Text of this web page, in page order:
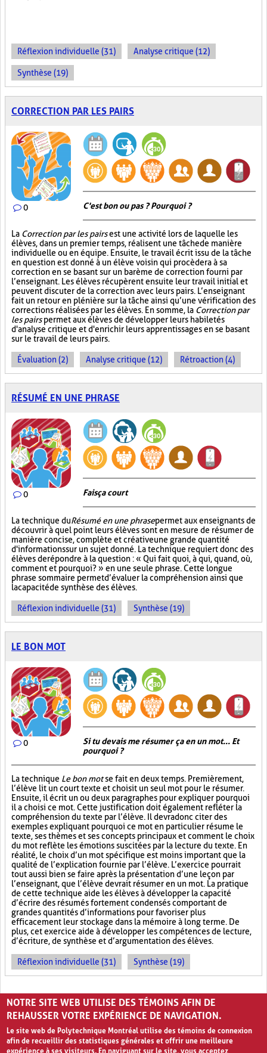
Réflexion individuelle (31) Analyse critique (12)
Synthèse (19)
CORRECTION PAR LES PAIRS
0 C'est bon ou pas ? Pourquoi ?
La Correction par les pairsest une activité lors de laquelle les
élèves, dans un premier temps, réalisent une tâche de manière
individuelle ou en équipe. Ensuite, le travail écrit issu de la tâche
en question est donné à un élève voisin qui procèdera à sa
correction en se basant sur un barème de correction fourni par
l’enseignant. Les élèves récupèrent ensuite leur travail initial et
peuvent discuter de la correction avec leurs pairs. L’enseignant
fait un retour en plénière sur la tâche ainsi qu’une vérification des
corrections réalisées par les élèves. En somme, la Correction par
les pairspermet aux élèves de développer leurs habiletés
d'analyse critique et d'enrichir leurs apprentissages en se basant
sur le travail de leurs pairs.
Évaluation (2) Analyse critique (12) Rétroaction (4)
RÉSUMÉ EN UNE PHRASE
0 Fais ça court
La technique duRésumé en une phrasepermet aux enseignants de
découvrir à quel point leurs élèves sont en mesure de résumer de
manière concise, complète et créative une grande quantité
d'informations sur un sujet donné. La technique requiert donc des
élèves de répondre à la question : « Qui fait quoi, à qui, quand, où,
comment et pourquoi? » en une seule phrase. Cette longue
phrase sommaire permet d’évaluer la compréhension ainsi que
la capacité de synthèse des élèves.
Réflexion individuelle (31) Synthèse (19)
LE BON MOT
0
Si tu devais me résumer ça en un mot... Et
pourquoi ?
La technique Le bon motse fait en deux temps. Premièrement,
l’élève lit un court texte et choisit un seul mot pour le résumer.
Ensuite, il écrit un ou deux paragraphes pour expliquer pourquoi
il a choisi ce mot. Cette justification doit également refléter la
compréhension du texte par l’élève. Il devra donc citer des
exemples expliquant pourquoi ce mot en particulier résume le
texte, ses thèmes et ses concepts principaux et comment le choix
du mot reflète les émotions suscitées par la lecture du texte. En
réalité, le choix d’un mot spécifique est moins important que la
qualité de l’explication fournie par l’élève. L’exercice pourrait
tout aussi bien se faire après la présentation d’une leçon par
l’enseignant, que l’élève devrait résumer en un mot. La pratique
de cette technique aide les élèves à développer la capacité
d’écrire des résumés fortement condensés comportant de
grandes quantités d’informations pour favoriser plus
efficacement leur stockage dans la mémoire à long terme. De
plus, cet exercice aide à développer les compétences de lecture,
d’écriture, de synthèse et d’argumentation des élèves.
Réflexion individuelle (31) Synthèse (19)
PAGES
1 2 3 4 › »
NOTRE SITE WEB UTILISE DES TÉMOINS AFIN DE
REHAUSSER VOTRE EXPÉRIENCE DE NAVIGATION.
Le site web de Polytechnique Montréal utilise des témoins de connexion
afin de recueillir des statistiques générales et offrir une meilleure
expérience à ses visiteurs. En naviguant sur le site, vous acceptez